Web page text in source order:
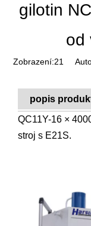
gilotin
od
Zobrazení:21
popis
QC11Y-16 ×
stroj s E21S.